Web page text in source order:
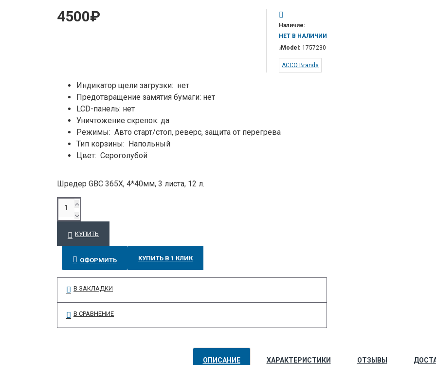
4500₽
Наличие:
НЕТ В НАЛИЧИИ
Model: 1757230
ACCO Brands
Индикатор щели загрузки: нет
Предотвращение замятия бумаги: нет
LCD-панель: нет
Уничтожение скрепок: да
Режимы: Авто старт/стоп, реверс, защита от перегрева
Тип корзины: Напольный
Цвет: Сероголубой
Шредер GBC 365X, 4*40мм, 3 листа, 12 л.
КУПИТЬ
ОФОРМИТЬ КУПИТЬ В 1 КЛИК
В ЗАКЛАДКИ
В СРАВНЕНИЕ
ОПИСАНИЕ ХАРАКТЕРИСТИКИ ОТЗЫВЫ